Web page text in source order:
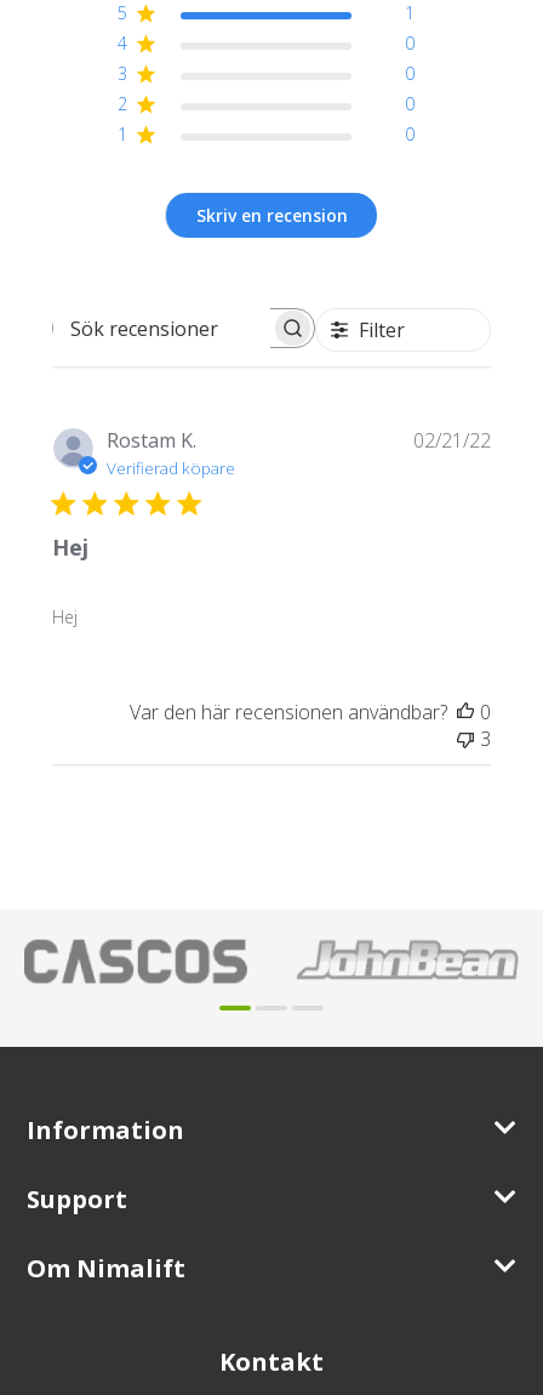
5
1
4
0
3
0
2
0
1
0
Skriv en recension
Sök recensioner Filter
Rostam K.
Verifierad köpare
Hej
Hej
02/21/22
Var den här recensionen användbar?
0
3
Information
Support
Om Nimalift
Kontakt